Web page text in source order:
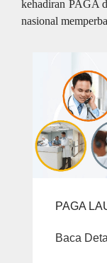
kehadiran PAGA
nasional
PAGA
Baca